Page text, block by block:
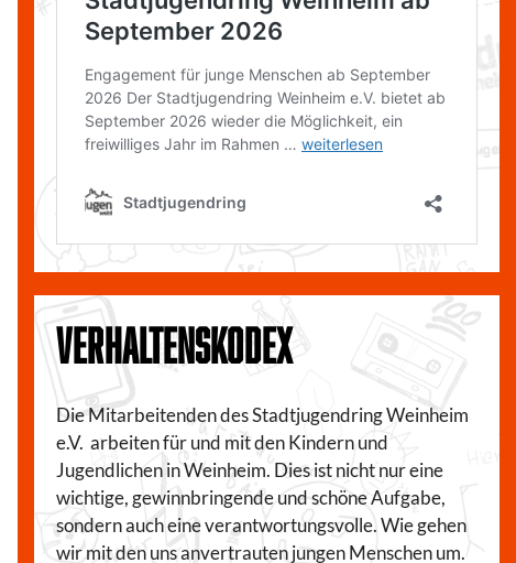
VERHALTENSKODEX
Die Mitarbeitenden des Stadtjugendring Weinheim
e.V. arbeiten für und mit den Kindern und
Jugendlichen in Weinheim. Dies ist nicht nur eine
wichtige, gewinnbringende und schöne Aufgabe,
sondern auch eine verantwortungsvolle. Wie gehen
wir mit den uns anvertrauten jungen Menschen um.